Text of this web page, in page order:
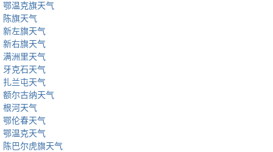
鄂温克旗天气
陈旗天气
新左旗天气
新右旗天气
满洲里天气
牙克石天气
扎兰屯天气
额尔古纳天气
根河天气
鄂伦春天气
鄂温克天气
陈巴尔虎旗天气